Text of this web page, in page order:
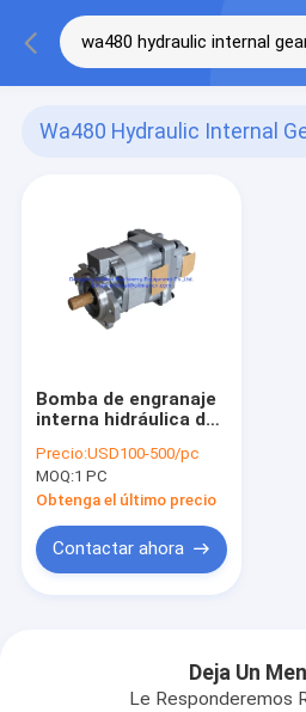
Wa480 Hydraulic Internal
Bomba de engranaje
interna hidráulica de
WA480 705-51-30820
Precio:USD100-500/pc
MOQ:1 PC
Obtenga el último precio
Contactar ahora
Deja Un
Le Responderemos